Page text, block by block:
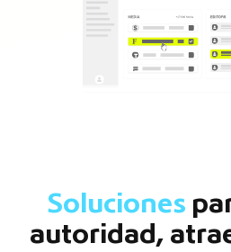
Soluciones
autoridad,